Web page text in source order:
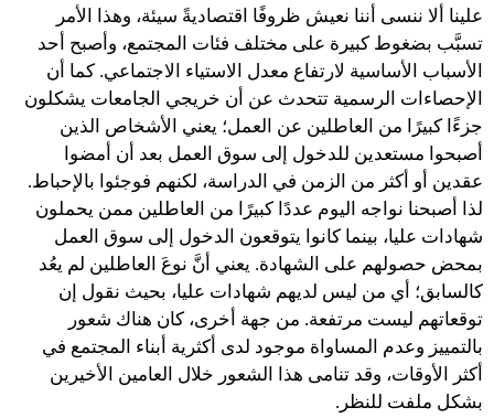
علينا ألا ننسى أننا نعيش ظروفًا اقتصاديةً سيئة، وهذا الأمر
تسبَّب بضغوط كبيرة على مختلف فئات المجتمع، وأصبح أحد
الأسباب الأساسية لارتفاع معدل الاستياء الاجتماعي. كما أن
الإحصاءات الرسمية تتحدث عن أن خريجي الجامعات يشكلون
جزءًا كبيرًا من العاطلين عن العمل؛ يعني الأشخاص الذين
أصبحوا مستعدين للدخول إلى سوق العمل بعد أن أمضوا
عقدين أو أكثر من الزمن في الدراسة، لكنهم فوجئوا بالإحباط.
لذا أصبحنا نواجه اليوم عددًا كبيرًا من العاطلين ممن يحملون
شهادات عليا، بينما كانوا يتوقعون الدخول إلى سوق العمل
بمحض حصولهم على الشهادة. يعني أنَّ نوعَ العاطلين لم يعُد
كالسابق؛ أي من ليس لديهم شهادات عليا، بحيث نقول إن
توقعاتهم ليست مرتفعة. من جهة أخرى، كان هناك شعور
بالتمييز وعدم المساواة موجود لدى أكثرية أبناء المجتمع في
أكثر الأوقات، وقد تنامى هذا الشعور خلال العامين الأخيرين
بشكل ملفت للنظر.